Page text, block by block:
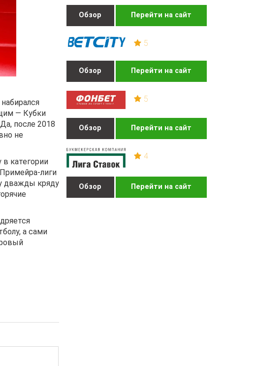
Обзор Перейти на сайт
5
Обзор Перейти на сайт
5
Обзор Перейти на сайт
4
Обзор Перейти на сайт
— Кубки
после 2018
не
категории
лиги
дважды кряду
а сами